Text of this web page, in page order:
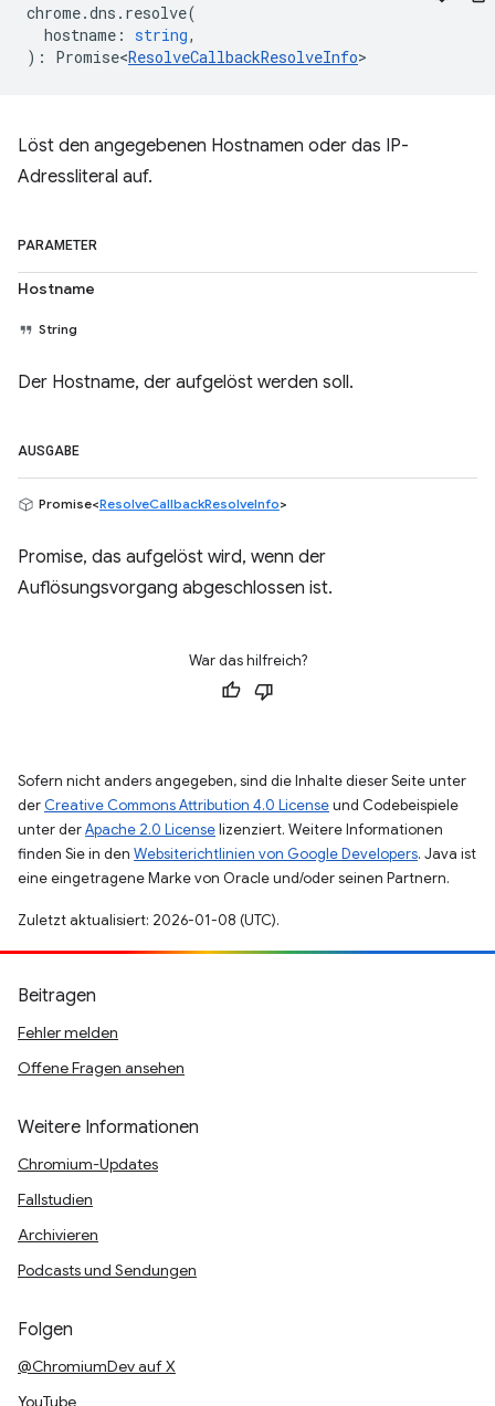
chrome.dns . resolve(
hostname : string,
) : Promise<ResolveCallbackResolveInfo>
Löst den angegebenen Hostnamen oder das IP-
Adressliteral auf.
PARAMETER
Hostname
String
Der Hostname, der aufgelöst werden soll.
AUSGABE
Promise<ResolveCallbackResolveInfo>
Promise, das aufgelöst wird, wenn der
Auflösungsvorgang abgeschlossen ist.
War das hilfreich?
Sofern nicht anders angegeben, sind die Inhalte dieser Seite unter
der Creative Commons Attribution 4.0 Licenseund Codebeispiele
unter derApache 2.0 Licenselizenziert. Weitere Informationen
finden Sie in den Websiterichtlinien von Google Developers. Java ist
eine eingetragene Marke von Oracle und/oder seinen Partnern.
Zuletzt aktualisiert: 2026-01-08 (UTC).
Beitragen
Fehler melden
Offene Fragen ansehen
Weitere Informationen
Chromium-Updates
Fallstudien
Archivieren
Podcasts und Sendungen
Folgen
@ChromiumDev auf X
YouTube